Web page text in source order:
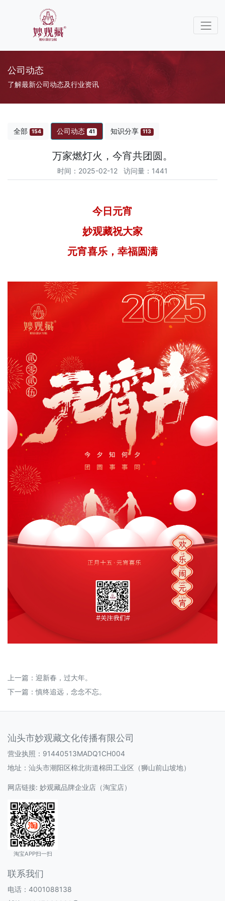
公司动态
了解最新公司动态及行业资讯
全部 154 公司动态 41 知识分享 113
万家燃灯火，今宵共团圆。
时间：2025-02-12 访问量：1441
今日元宵
妙观藏祝大家
元宵喜乐，幸福圆满
上一篇： 迎新春，过大年。
下一篇：慎终追远，念念不忘。
汕头市妙观藏文化传播有限公司
营业执照：91440513MADQ1CH004
地址：汕头市潮阳区棉北街道棉田工业区（狮山前山坡地）
网店链接: 妙观藏品牌企业店（淘宝店）
淘宝APP扫一扫
联系我们
电话：4001088138